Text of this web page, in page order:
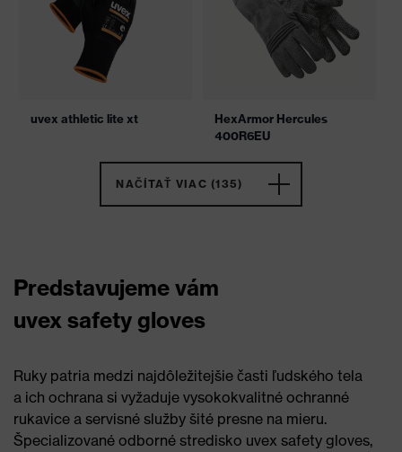
uvex athletic lite xt
HexArmor Hercules
400R6EU
NAČÍTAŤ VIAC (135)
Predstavujeme vám
uvex safety gloves
Ruky patria medzi najdôležitejšie časti ľudského tela
a ich ochrana si vyžaduje vysokokvalitné ochranné
rukavice a servisné služby šité presne na mieru.
Špecializované odborné stredisko uvex safety gloves,